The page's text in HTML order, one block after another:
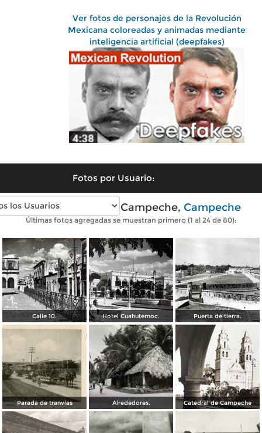
Ver fotos de personajes de la Revolución
Mexicana coloreadas y animadas mediante
inteligencia artificial (deepfakes)
Fotos por Usuario:
Fotos antiguas de Campeche, Campeche
Últimas fotos agregadas se muestran primero (1 al 24 de 80):
Calle 10. Hotel Cuahutemoc. Puerta de tierra.
Parada de tranvías Alrededores. Catedral de Campeche